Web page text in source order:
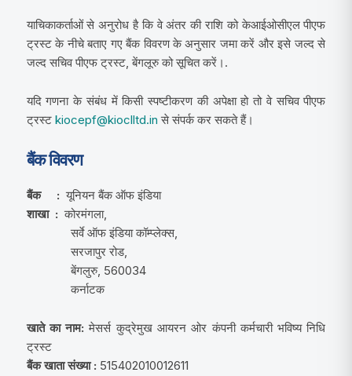
याचिकाकर्ताओं से अनुरोध है कि वे अंतर की राशि को केआईओसीएल पीएफ
ट्रस्ट के नीचे बताए गए बैंक विवरण के अनुसार जमा करें और इसे जल्द से
जल्द सचिव पीएफ ट्रस्ट, बेंगलूरु को सूचित करें।.
यदि गणना के संबंध में किसी स्पष्टीकरण की अपेक्षा हो तो वे सचिव पीएफ
ट्रस्ट kiocepf@kioclltd.in से संपर्क कर सकते हैं।
बैंक विवरण
बैंक : यूनियन बैंक ऑफ इंडिया
शाखा : कोरमंगला,
सर्वे ऑफ इंडिया कॉम्प्लेक्स,
सरजापुर रोड,
बेंगलुरु, 560034
कर्नाटक
खाते का नाम: मेसर्स कुद्रेमुख आयरन ओर कंपनी कर्मचारी भविष्य निधि
ट्रस्ट
बैंक खाता संख्या : 515402010012611